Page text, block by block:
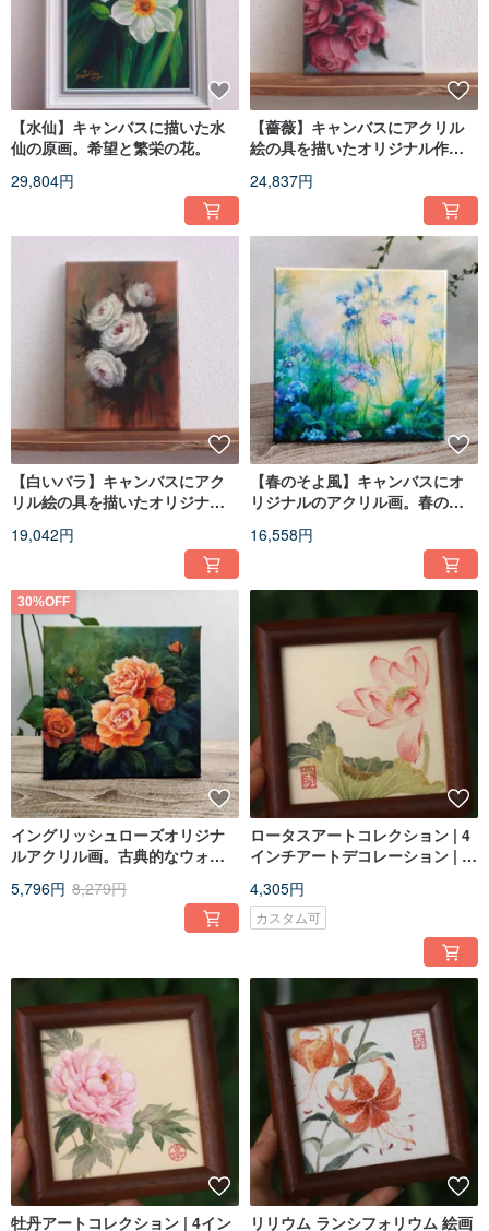
【水仙】キャンバスに描いた水
仙の原画。希望と繁栄の花。
29,804円
【薔薇】キャンバスにアクリル
絵の具を描いたオリジナル作品
ォールアート
24,837円
【白いバラ】キャンバスにアク
リル絵の具を描いたオリジナル
飾。
19,042円
【春のそよ風】キャンバスにオ
リジナルのアクリル画。春の牧
16,558円
30%OFF
イングリッシュローズオリジナ
ルアクリル画。古典的なウォー
5,796円 8,279円
ロータスアートコレクション | 4
インチアートデコレーション | 無
4,305円
カスタム可
牡丹アートコレクション | 4イン リリウム ランシフォリウム 絵画